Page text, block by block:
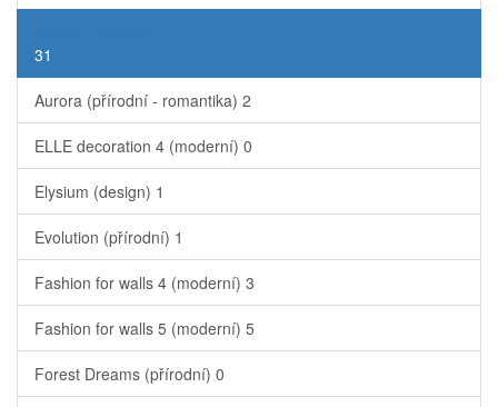
31
Aurora (přírodní - romantika) 2
ELLE decoration 4 (moderní) 0
Elysium (design) 1
Evolution (přírodní) 1
Fashion for walls 4 (moderní) 3
Fashion for walls 5 (moderní) 5
Forest Dreams (přírodní) 0